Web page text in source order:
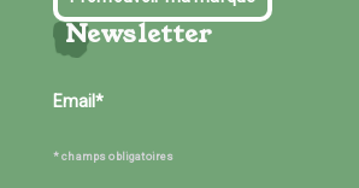
Newsletter
* champs obligatoires